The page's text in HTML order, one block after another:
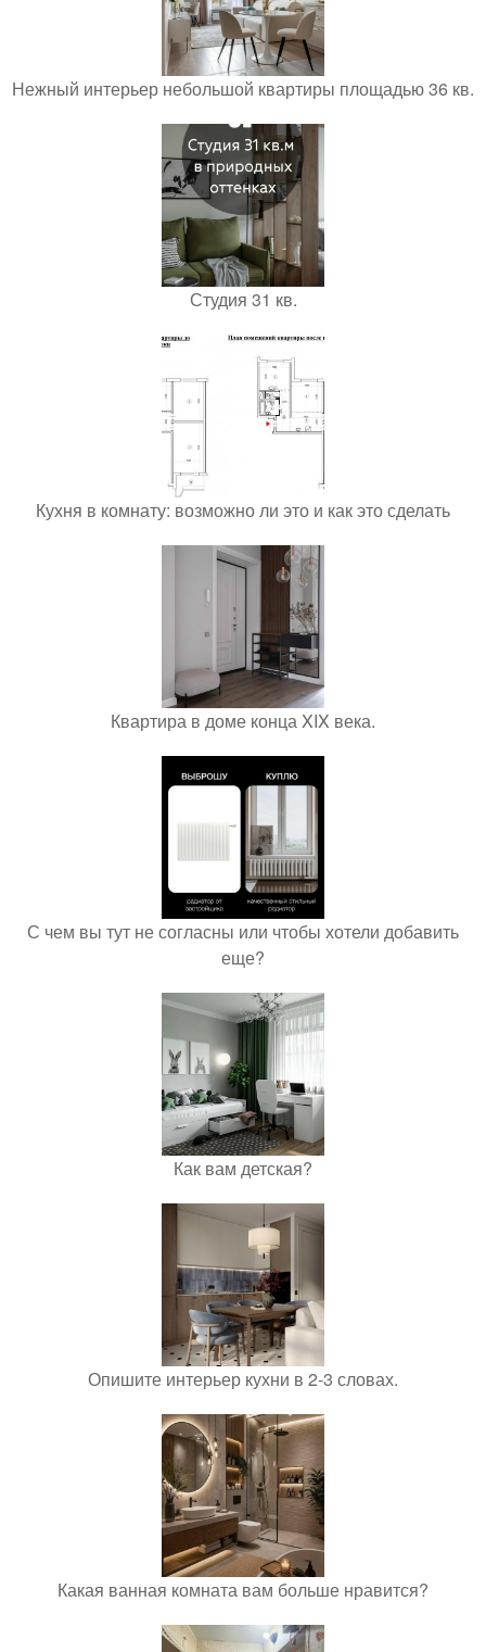
Нежный интерьер небольшой квартиры площадью 36 кв.
Студия 31 кв.
Кухня в комнату: возможно ли это и как это сделать
Квартира в доме конца XIX века.
С чем вы тут не согласны или чтобы хотели добавить
еще?
Как вам детская?
Опишите интерьер кухни в 2-3 словах.
Какая ванная комната вам больше нравится?